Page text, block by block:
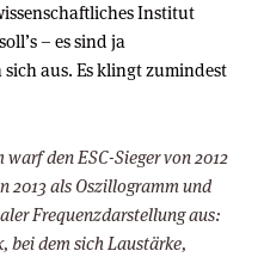
Institut
– es sind ja
aus. Es klingt zumindest
den ESC-Sieger von 2012
2013 als Oszillogramm und
Frequenzdarstellung aus:
bei dem sich Laustärke,